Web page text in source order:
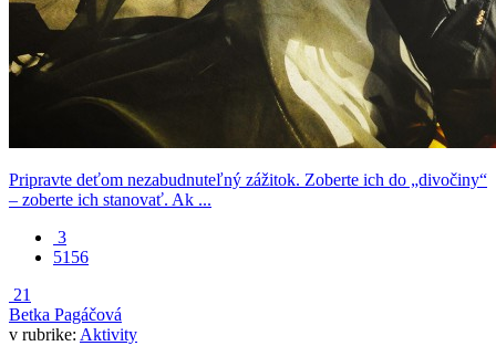
Pripravte deťom nezabudnuteľný zážitok. Zoberte ich do „divočiny“
– zoberte ich stanovať. Ak ...
3
5156
21
Betka Pagáčová
v rubrike: Aktivity